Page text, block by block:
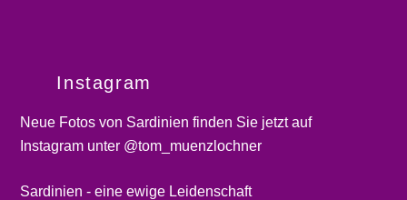
Instagram
Neue Fotos von Sardinien finden Sie jetzt auf
Instagram unter @tom_muenzlochner
Sardinien - eine ewige Leidenschaft